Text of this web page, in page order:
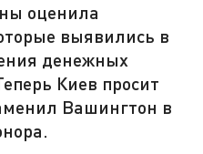
оценила
выявились в
денежных
Киев просит
Вашингтон в